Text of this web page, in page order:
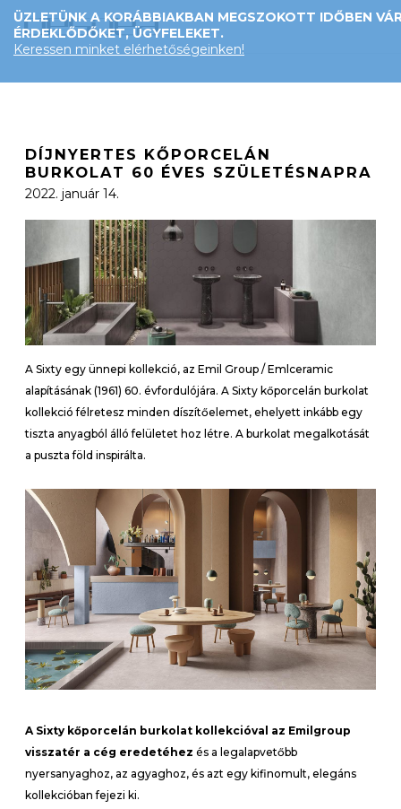
ÜZLETÜNK A KORÁBBIAKBAN MEGSZOKOTT IDŐBEN
ÉRDEKLŐDŐKET, ÜGYFELEKET.
Keressen minket elérhetőségeinken!
DÍJNYERTES KŐPORCELÁN
BURKOLAT 60 ÉVES SZÜLETÉSNAPRA
2022. január 14.
A Sixty egy ünnepi kollekció, az Emil Group / Emlceramic
alapításának (1961) 60. évfordulójára. A Sixty kőporcelán burkolat
kollekció félretesz minden díszítőelemet, ehelyett inkább egy
tiszta anyagból álló felületet hoz létre. A burkolat megalkotását
a puszta föld inspirálta.
A Sixty kőporcelán burkolat kollekcióval az Emilgroup
visszatér a cég eredetéhez és a legalapvetőbb
nyersanyaghoz, az agyaghoz, és azt egy kifinomult, elegáns
kollekcióban fejezi ki.